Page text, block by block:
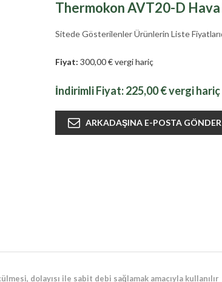
Thermokon AVT20-D Hava
Sitede Gösterilenler Ürünlerin Liste
Fiyat: 300,00 € vergi hariç
İndirimli Fiyat:225,00 € vergi hariç
dolayısı ile sabit debi sağlamak amacıyla kullanılır